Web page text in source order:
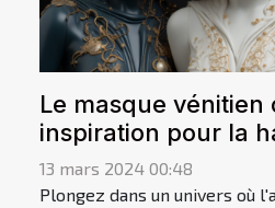
Le masque vénitien
inspiration pour la
13 mars 2024 00:48
Plongez dans un univers où